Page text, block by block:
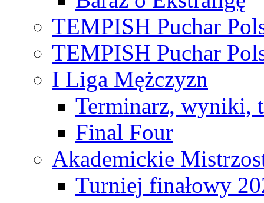
TEMPISH Puchar
TEMPISH Puchar
I Liga Mężczyzn
Terminarz, wyniki,
Final Four
Akademickie
Turniej finałowy